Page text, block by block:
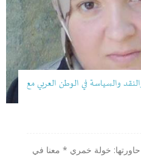
والسياسة في الوطن العربي مع
حاورتها: خولة خمري * معنا في